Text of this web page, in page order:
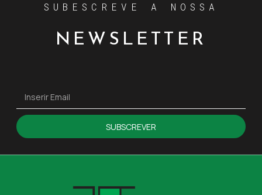
SUBESCREVE A NOSSA
NEWSLETTER
SUBSCREVER